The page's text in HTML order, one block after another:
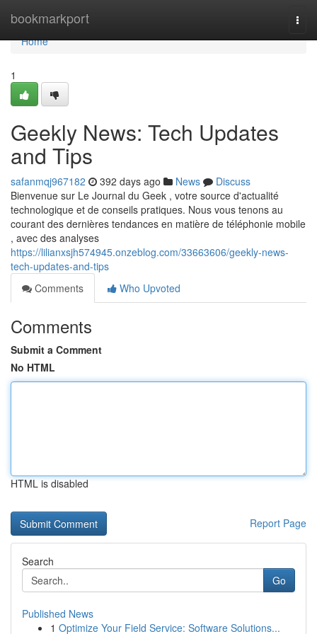
bookmarkport
Home
Home
1
Geekly News: Tech Updates
and Tips
safanmqj967182 392 days ago News
Discuss
Bienvenue sur Le Journal du Geek , votre source d'actualité
technologique et de conseils pratiques. Nous vous tenons au
courant des dernières tendances en matière de téléphonie mobile
, avec des analyses
https://lilianxsjh574945.onzeblog.com/33663606/geekly-news-
tech-updates-and-tips
Comments
Who Upvoted
Comments
Submit a Comment
No HTML
HTML is disabled
Report Page
Search
Go
Published News
1 Optimize Your Field Service: Software Solutions...